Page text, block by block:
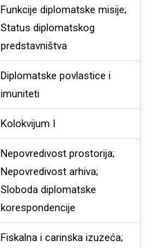
Funkcije diplomatske misije;
Status diplomatskog
predstavništva
Diplomatske povlastice i
imuniteti
Kolokvijum I
Nepovredivost prostorija;
Nepovredivost arhiva;
Sloboda diplomatske
korespondencije
Fiskalna i carinska izuzeća;